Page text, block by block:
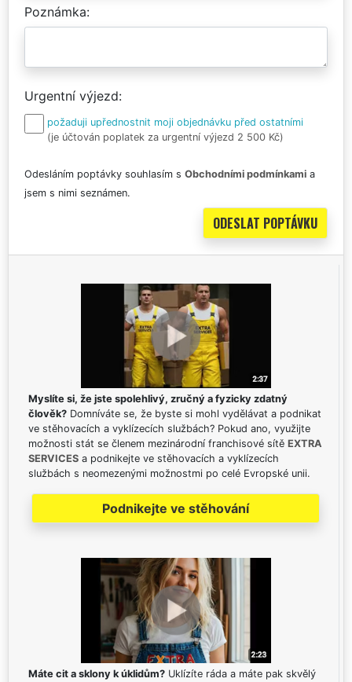
Poznámka
Urgentní výjezd
požaduji upřednostnit moji objednávku před ostatními
(je účtován poplatek za urgentní výjezd 2 500 Kč)
Odesláním poptávky souhlasím s Obchodními podmínkami a
jsem s nimi seznámen.
Myslíte si, že jste spolehlivý, zručný a fyzicky zdatný
člověk? Domníváte se, že byste si mohl vydělávat a podnikat
ve stěhovacích a vyklízecích službách? Pokud ano, využijte
možnosti stát se členem mezinárodní franchisové sítě EXTRA
SERVICES a podnikejte ve stěhovacích a vyklízecích
službách s neomezenými možnostmi po celé Evropské unii.
Podnikejte ve stěhování
Máte cit a sklony k úklidům? Uklízíte ráda a máte pak skvělý